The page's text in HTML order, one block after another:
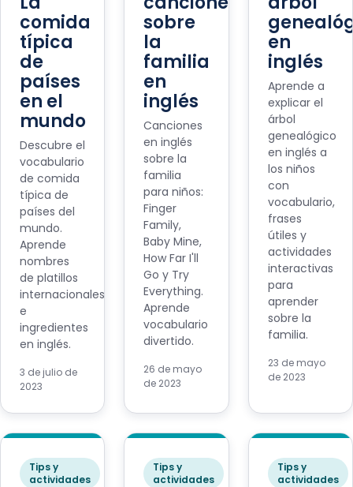
comida
típica
de
países
en el
mundo
Descubre el
vocabulario
de comida
típica de
países del
mundo.
Aprende
nombres
de platillos
internacionales
e
ingredientes
en inglés.
3 de julio de
2023
sobre
la
familia
en
inglés
Canciones
en inglés
sobre la
familia
para niños:
Finger
Family,
Baby Mine,
How Far I'll
Go y Try
Everything.
Aprende
vocabulario
divertido.
26 de mayo
de 2023
en
inglés
Aprende a
explicar el
árbol
genealógico
en inglés a
los niños
con
vocabulario,
frases
útiles y
actividades
interactivas
para
aprender
sobre la
familia.
23 de mayo
de 2023
Tips y
actividades
Tips y
actividades
Tips y
actividades